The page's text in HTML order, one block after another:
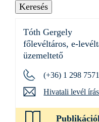
Tóth Gergely
főlevéltáros, e-
üzemeltető
(+36) 1 298 7571
Hivatali levél